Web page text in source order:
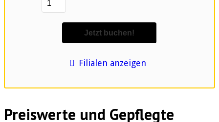
Filialen anzeigen
Preiswerte und Gepflegte